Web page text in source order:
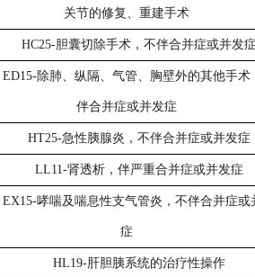
关节的修复、重建手术
HC25-胆囊切除手术，不伴合并症或并发
ED15-除肺、纵隔、气管、胸壁外的其他手术
伴合并症或并发症
HT25-急性胰腺炎，不伴合并症或并发症
LL11-肾透析，伴严重合并症或并发症
EX15-哮喘及喘息性支气管炎，不伴合并症或
症
HL19-肝胆胰系统的治疗性操作